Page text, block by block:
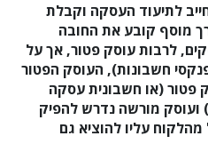
לתיעוד העסקה וקבלת
מוסף קובע את החובה
לרבות עוסק פטור, אך על
חשבונות), העוסק הפטור
פטור (או חשבונית עסקה
מורשה נדרש להפיק
עליו להוציא גם